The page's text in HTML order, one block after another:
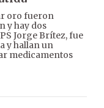
oro fueron
y hay dos
Jorge Brítez, fue
y hallan un
medicamentos